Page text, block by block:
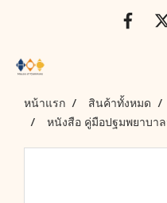
หน้าแรก สินค้าทั้งหมด
หนังสือ คู่มือปฐมพยาบา